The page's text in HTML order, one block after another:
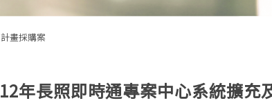
畫採購案
年長照即時通專案中心系統擴充